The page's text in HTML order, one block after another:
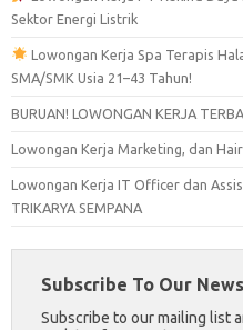
Sektor Energi Listrik
Lowongan Kerja Spa Terapis
SMA/SMK Usia 21–43 Tahun!
BURUAN! LOWONGAN KERJA
Lowongan Kerja Marketing, dan
Lowongan Kerja IT Officer dan
TRIKARYA SEMPANA
Subscribe To Our
Subscribe to our mailing list